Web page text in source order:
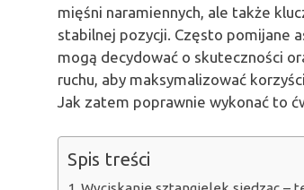
mięśni naramiennych, ale także
stabilnej pozycji. Często pomijane
mogą decydować o skuteczności
ruchu, aby maksymalizować
Jak zatem poprawnie wykonać to
Spis treści